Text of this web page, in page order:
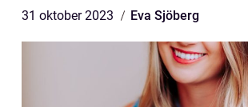
31 oktober 2023 Eva Sjöberg